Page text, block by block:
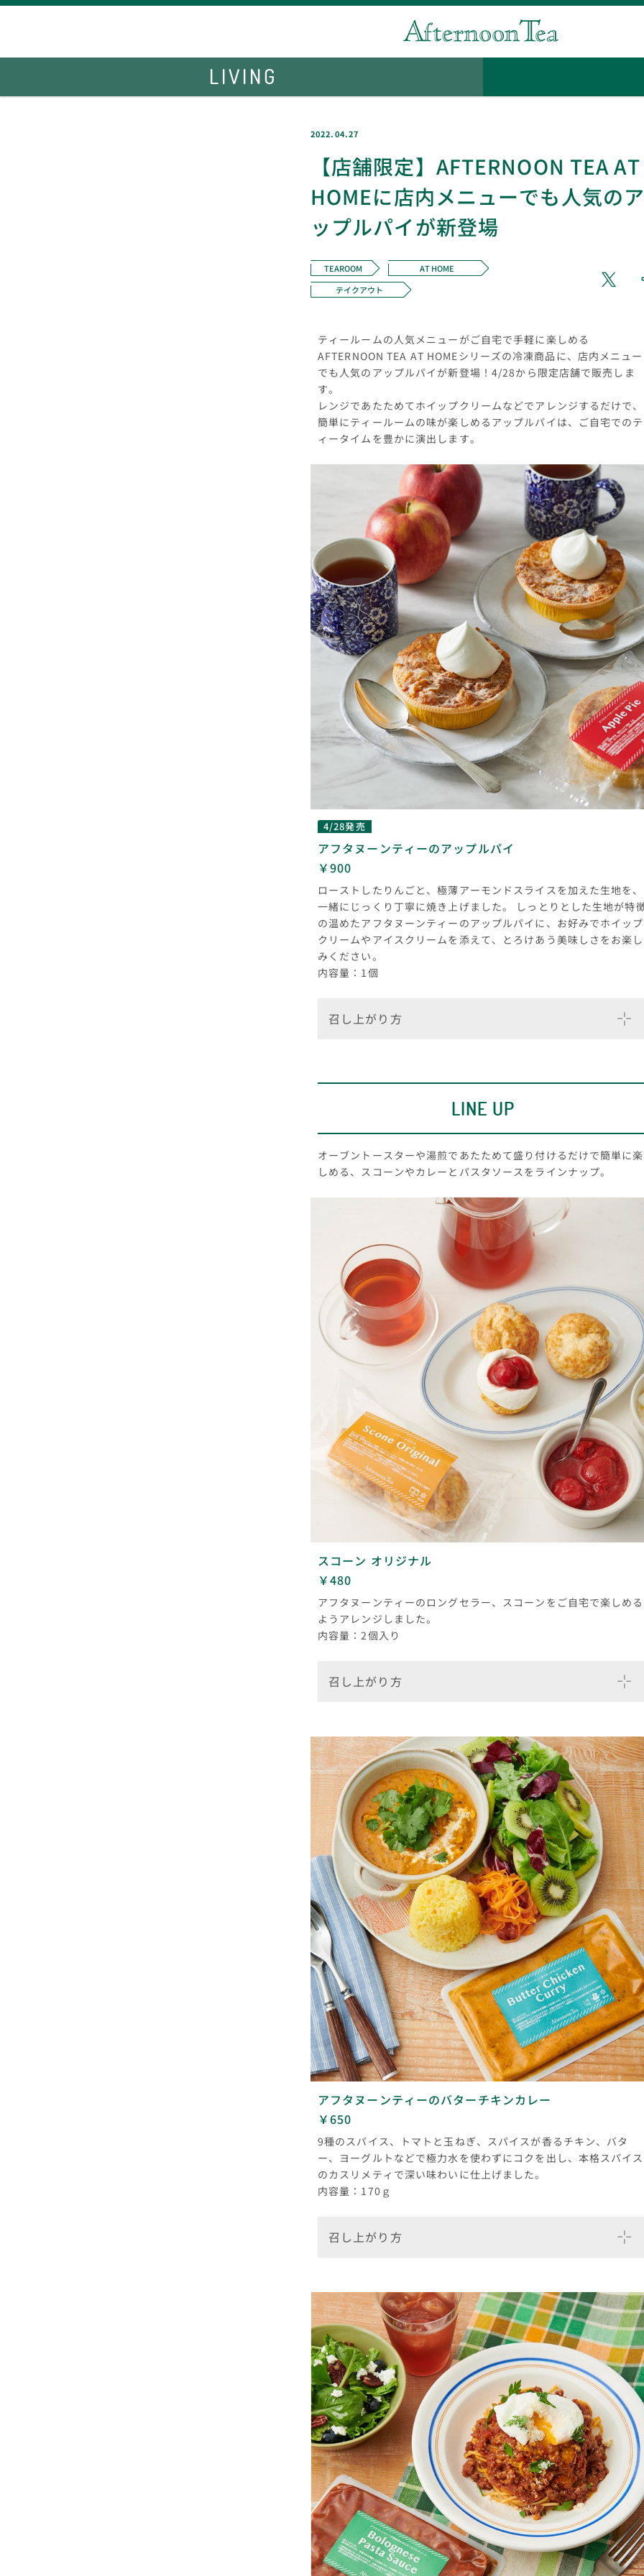
2022.04.27
【店舗限定】AFTERNOON TEA AT
HOMEに店内メニューでも人気の
ップルパイが新登場
TEAROOM
AT HOME
テイクアウト
ティールームの人気メニューがご自宅で手軽に楽しめる
AFTERNOON TEA AT HOMEシリーズの冷凍商品に、店内メニュー
でも人気のアップルパイが新登場！4/28から限定店舗で販売しま
す。
レンジであたためてホイップクリームなどでアレンジするだけで、
簡単にティールームの味が楽しめるアップルパイは、ご自宅でのテ
ィータイムを豊かに演出します。
4/28発売
アフタヌーンティーのアップルパイ
￥900
ローストしたりんごと、極薄アーモンドスライスを加えた生地を、
一緒にじっくり丁寧に焼き上げました。 しっとりとした生地が特
の温めたアフタヌーンティーのアップルパイに、お好みでホイップ
クリームやアイスクリームを添えて、とろけあう美味しさをお楽し
みください。
内容量：1個
召し上がり方
加熱後は熱くなっておりますので、火傷にお気を付けください。
開封又は解凍後はお早めにお召し上がりください。一度解凍したものを再
要冷凍
LINE UP
オーブントースターや湯煎であたためて盛り付けるだけで簡単に楽
しめる、スコーンやカレーとパスタソースをラインナップ。
スコーン オリジナル
￥480
アフタヌーンティーのロングセラー、スコーンをご自宅で楽しめる
ようアレンジしました。
内容量：2個入り
召し上がり方
180〜200°C 3〜4分
袋から出して、上記の時間を目安に調理してください。
温度・時間は目安となります。ご使用される機器にあわせて調整してくだ
さい。
加熱後は熱くなっておりますので、火傷にお気を付けください。
開封又は解凍後はお早めにお召し上がりください。一度解凍したものを再
び凍らせると品質が変わる場合があります。
要冷凍
アフタヌーンティーのバターチキンカレー
￥650
9種のスパイス、トマトと玉ねぎ、スパイスが香るチキン、バタ
ー、ヨーグルトなどで極力水を使わずにコクを出し、本格スパイス
のカスリメティで深い味わいに仕上げました。
内容量：170ｇ
召し上がり方
してからお召し上がりください。
加熱後は熱くなっておりますので、火傷にお気を付けください。
開封又は解凍後はお早めにお召し上がりください。一度解凍したものを再
び凍らせると品質が変わる場合があります。
要冷凍
LIVING